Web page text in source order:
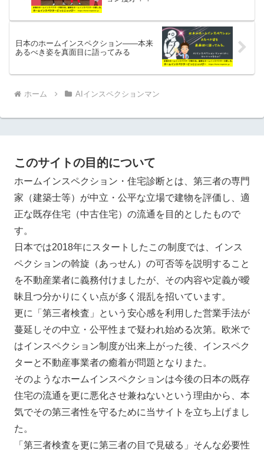
日本のホームインスペクション——本来
あるべき姿を真面目に語ってみる
ホーム AIインスペクションマン
このサイトの目的について
ホームインスペクション・住宅診断とは、第三者の専門
家（建築士等）が中立・公平な立場で建物を評価し、適
正な既存住宅（中古住宅）の流通を目的としたもので
す。
日本では2018年にスタートしたこの制度では、インス
ペクションの斡旋（あっせん）の可否等を説明すること
を不動産業者に義務付けましたが、その内容や定義が曖
昧且つ分かりにくい点が多く混乱を招いています。
更に「第三者検査」という安心感を利用した営業手法が
蔓延しその中立・公平性まで疑われ始める次第。欧米で
はインスペクション制度が出来上がった後、インスペク
ターと不動産事業者の癒着が問題となりまた。
そのようなホームインスペクションは今後の日本の既存
住宅の流通を更に悪化させ兼ねないという理由から、本
気でその第三者性を守るために当サイトを立ち上げまし
た。
「第三者検査を更に第三者の目で見破る」そんな必要性